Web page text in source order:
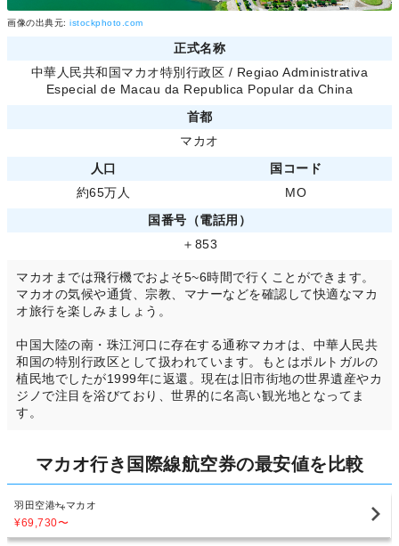
画像の出典元: istockphoto.com
正式名称
中華人民共和国マカオ特別行政区 / Regiao Administrativa
Especial de Macau da Republica Popular da China
首都
マカオ
人口
国コード
約65万人
MO
国番号（電話用）
＋853
マカオまでは飛行機でおよそ5~6時間で行くことができます。
マカオの気候や通貨、宗教、マナーなどを確認して快適なマカ
オ旅行を楽しみましょう。
中国大陸の南・珠江河口に存在する通称マカオは、中華人民共
和国の特別行政区として扱われています。もとはポルトガルの
植民地でしたが1999年に返還。現在は旧市街地の世界遺産やカ
ジノで注目を浴びており、世界的に名高い観光地となってま
す。
マカオ行き国際線航空券の最安値を比較
羽田空港 マカオ
¥69,730〜